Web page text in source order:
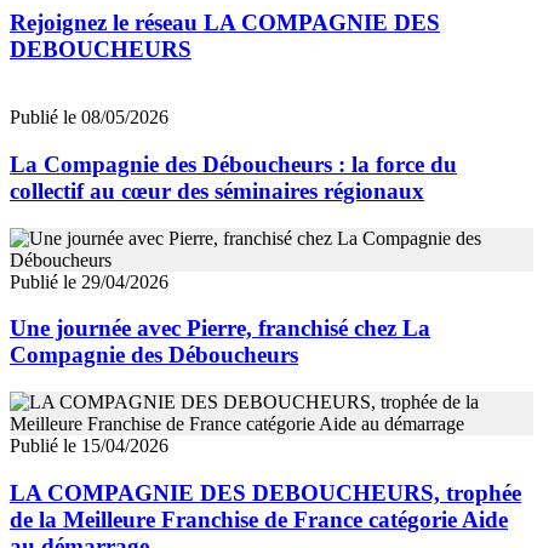
Rejoignez le réseau LA COMPAGNIE DES
DEBOUCHEURS
Publié le 08/05/2026
La Compagnie des Déboucheurs : la force du
collectif au cœur des séminaires régionaux
Publié le 29/04/2026
Une journée avec Pierre, franchisé chez La
Compagnie des Déboucheurs
Publié le 15/04/2026
LA COMPAGNIE DES DEBOUCHEURS, trophée
de la Meilleure Franchise de France catégorie Aide